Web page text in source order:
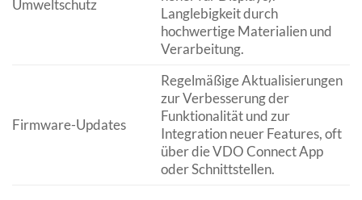
Umweltschutz
Langlebigkeit durch
hochwertige Materialien und
Verarbeitung.
Firmware-Updates
Regelmäßige Aktualisierungen
zur Verbesserung der
Funktionalität und zur
Integration neuer Features, oft
über die VDO Connect App
oder Schnittstellen.